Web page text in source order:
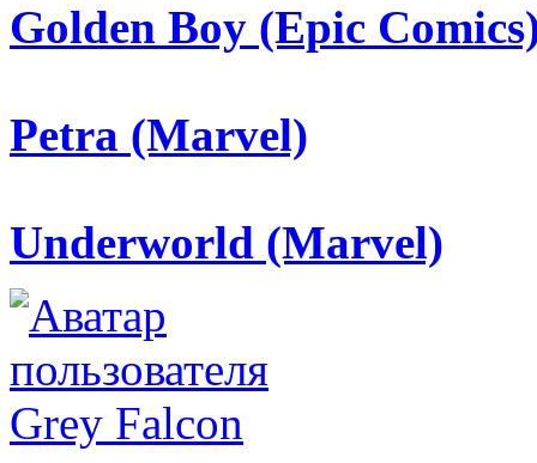
Golden Boy (Epic
Petra (Marvel)
Underworld (Marvel)
Grey Falcon